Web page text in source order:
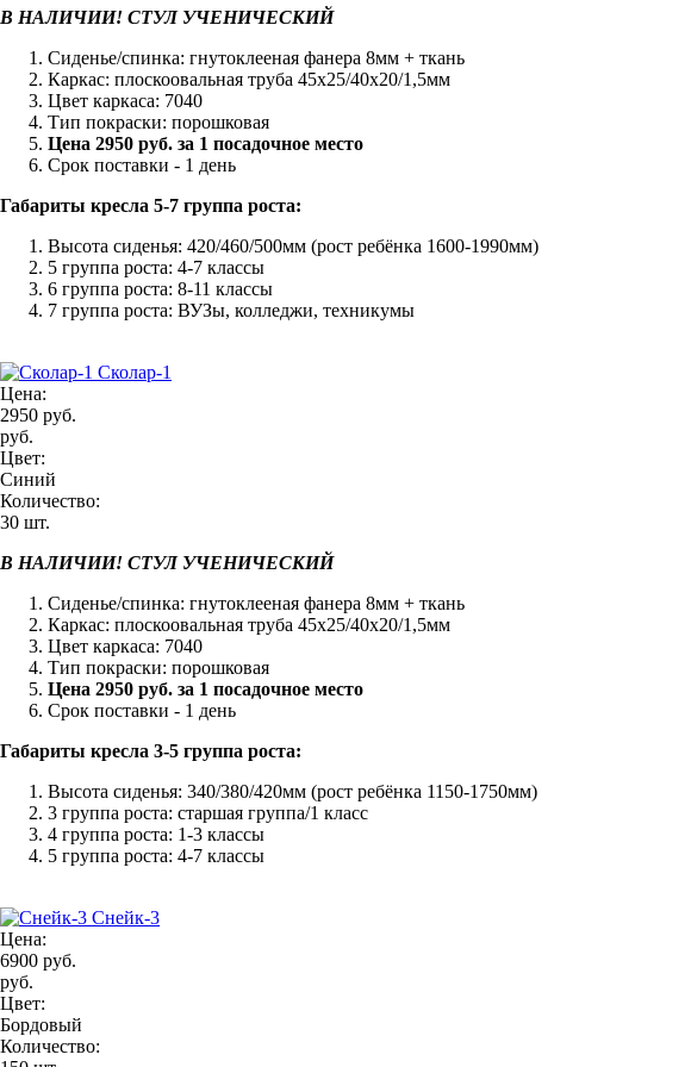
В НАЛИЧИИ! СТУЛ УЧЕНИЧЕСКИЙ
Сиденье/спинка: гнутоклееная фанера 8мм + ткань
Каркас: плоскоовальная труба 45х25/40х20/1,5мм
Цвет каркаса: 7040
Тип покраски: порошковая
Цена 2950 руб. за 1 посадочное место
Срок поставки - 1 день
Габариты кресла 5-7 группа роста:
Высота сиденья: 420/460/500мм (рост ребёнка 1600-1990мм)
5 группа роста: 4-7 классы
6 группа роста: 8-11 классы
7 группа роста: ВУЗы, колледжи, техникумы
Сколар-1
Цена:
2950 руб.
руб.
Цвет:
Синий
Количество:
30 шт.
В НАЛИЧИИ! СТУЛ УЧЕНИЧЕСКИЙ
Сиденье/спинка: гнутоклееная фанера 8мм + ткань
Каркас: плоскоовальная труба 45х25/40х20/1,5мм
Цвет каркаса: 7040
Тип покраски: порошковая
Цена 2950 руб. за 1 посадочное место
Срок поставки - 1 день
Габариты кресла 3-5 группа роста:
Высота сиденья: 340/380/420мм (рост ребёнка 1150-1750мм)
3 группа роста: старшая группа/1 класс
4 группа роста: 1-3 классы
5 группа роста: 4-7 классы
Снейк-3
Цена:
6900 руб.
руб.
Цвет:
Бордовый
Количество: